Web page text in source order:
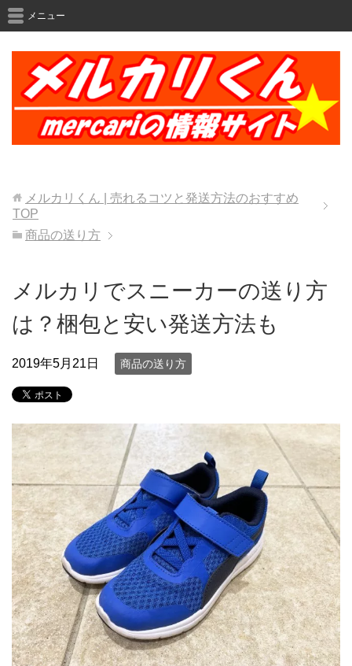
メニュー
メルカリくん | 売れるコツと発送方法のおすすめ
TOP
商品の送り方
メルカリでスニーカーの送り方
は？梱包と安い発送方法も
2019年5月21日 商品の送り方